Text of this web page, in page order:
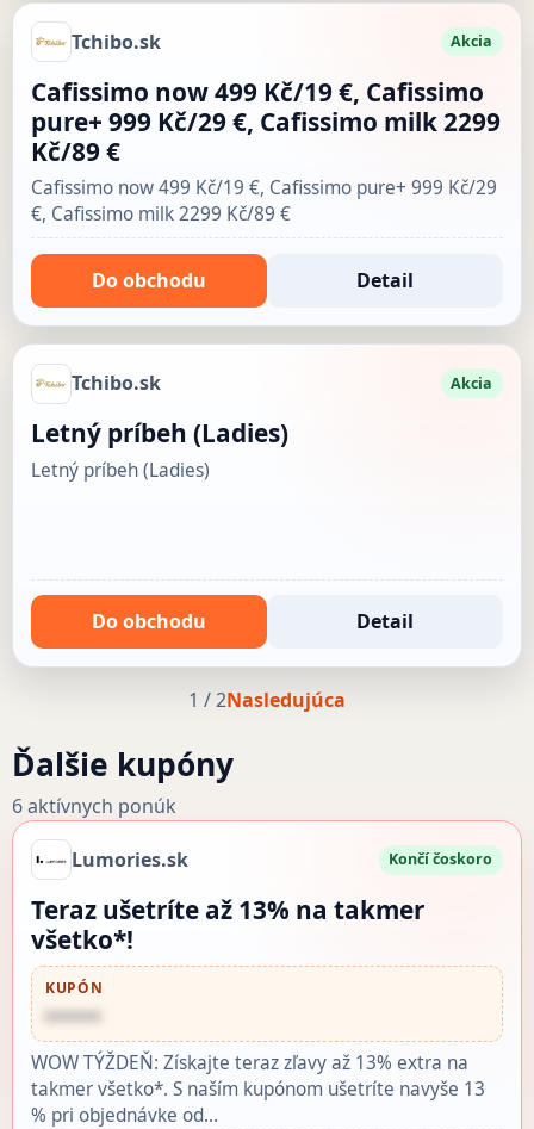
Tchibo.sk Akcia
Cafissimo now 499 Kč/19 €, Cafissimo
pure+ 999 Kč/29 €, Cafissimo milk 2299
Kč/89 €
Cafissimo now 499 Kč/19 €, Cafissimo pure+ 999 Kč/29
€, Cafissimo milk 2299 Kč/89 €
Do obchodu Detail
Tchibo.sk Akcia
Letný príbeh (Ladies)
Letný príbeh (Ladies)
Do obchodu Detail
1 / 2Nasledujúca
Ďalšie kupóny
6 aktívnych ponúk
Lumories.sk Končí čoskoro
Teraz ušetríte až 13% na takmer
všetko*!
KUPÓN
••••••
WOW TÝŽDEŇ: Získajte teraz zľavy až 13% extra na
takmer všetko*. S naším kupónom ušetríte navyše 13
% pri objednávke od…